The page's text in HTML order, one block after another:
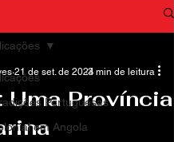
Portuguesas
em Angola
Uma Província
21 de set. de 20243 min de leitura